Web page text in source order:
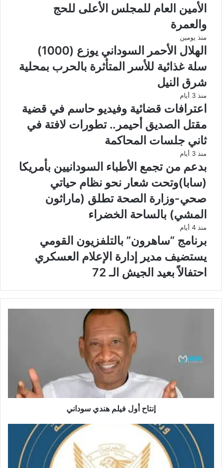
الأمين العام للمجلس الأعلى للحج
والعمرة
منذ يومين
الهلال الأحمر السوداني يوزع (1000)
سلة غذائية للأسر المتأثرة بالحرب بمحلية
شرق النيل
منذ 3 أيام
اعترافات قضائية وفيديو حاسم في قضية
مقتل الصديق أحيمر.. تطورات لافتة في
ثاني جلسات المحاكمة
منذ 3 أيام
بدعم من تجمع الأطباء السودانيين بأمريكا
(سابا)وتحت شعار نحو نظام حياتي
صحي-وزارة الصحة تطلق (ماراثون
المشي) بالساحة الخضراء
منذ 4 أيام
برنامج “ساهرون” بالتلفزيون القومي
يستضيف مدير إدارة الإعلام العسكري
احتفالاً بعيد الجيش الـ 72
إنتاح أول فيلم هندي سوداني